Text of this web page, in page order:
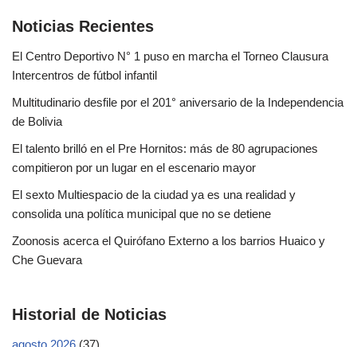
Noticias Recientes
El Centro Deportivo N° 1 puso en marcha el Torneo Clausura
Intercentros de fútbol infantil
Multitudinario desfile por el 201° aniversario de la Independencia
de Bolivia
El talento brilló en el Pre Hornitos: más de 80 agrupaciones
compitieron por un lugar en el escenario mayor
El sexto Multiespacio de la ciudad ya es una realidad y
consolida una política municipal que no se detiene
Zoonosis acerca el Quirófano Externo a los barrios Huaico y
Che Guevara
Historial de Noticias